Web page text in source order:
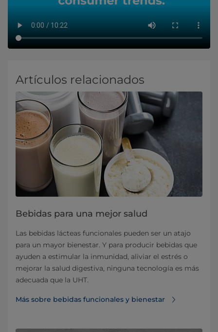
Artículos relacionados
Bebidas para una mejor salud
Las bebidas lácteas funcionales pueden ser un atajo
para un mayor bienestar. Y para producir bebidas que
ayuden a estimular la inmunidad, aliviar el estrés o
mejorar la salud digestiva, ninguna tecnología es más
adecuada que la UHT.
Más sobre bebidas funcionales y bienestar